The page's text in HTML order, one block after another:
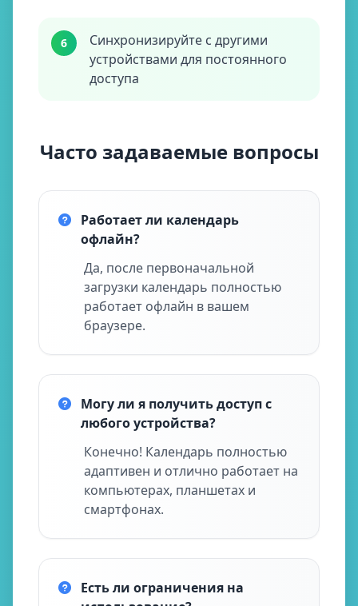
6
Синхронизируйте с другими
устройствами для постоянного
доступа
Часто задаваемые вопросы
Работает ли календарь
офлайн?
Да, после первоначальной
загрузки календарь полностью
работает офлайн в вашем
браузере.
Могу ли я получить доступ с
любого устройства?
Конечно! Календарь полностью
адаптивен и отлично работает на
компьютерах, планшетах и
смартфонах.
Есть ли ограничения на